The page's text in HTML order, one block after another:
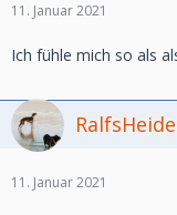
11. Januar 2021
Ich fühle mich so als
11. Januar 2021